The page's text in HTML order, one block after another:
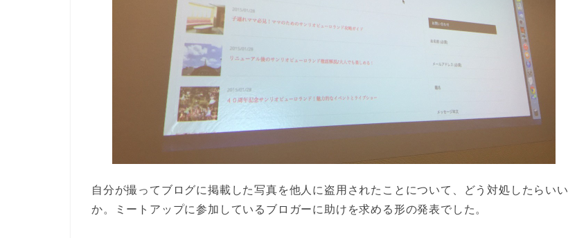
自分が撮ってブログに掲載した写真を他人に盗用されたことについて、どう対処したらいい
か。ミートアップに参加しているブロガーに助けを求める形の発表でした。